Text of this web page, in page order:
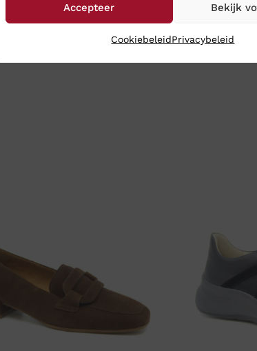
Accepteer Bekijk
CookiebeleidPrivacybeleid